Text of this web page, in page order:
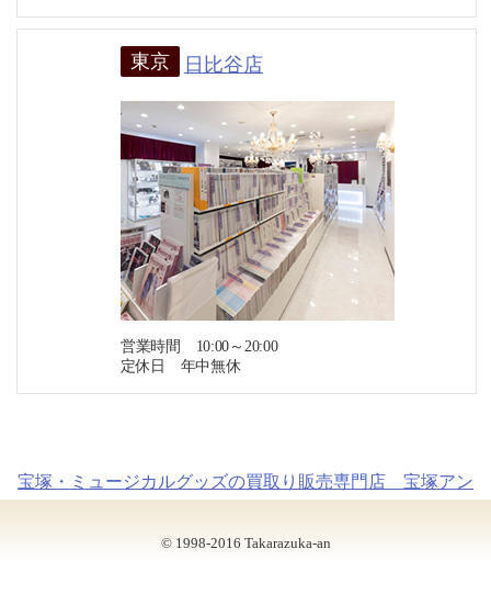
東京 日比谷店
営業時間 10:00～20:00
定休日 年中無休
宝塚・ミュージカルグッズの買取り販売専門店 宝塚アン
© 1998-2016 Takarazuka-an